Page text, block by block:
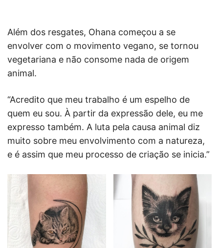
Além dos resgates, Ohana começou a se
envolver com o movimento vegano, se tornou
vegetariana e não consome nada de origem
animal.
“Acredito que meu trabalho é um espelho de
quem eu sou. À partir da expressão dele, eu me
expresso também. A luta pela causa animal diz
muito sobre meu envolvimento com a natureza,
e é assim que meu processo de criação se inicia.”